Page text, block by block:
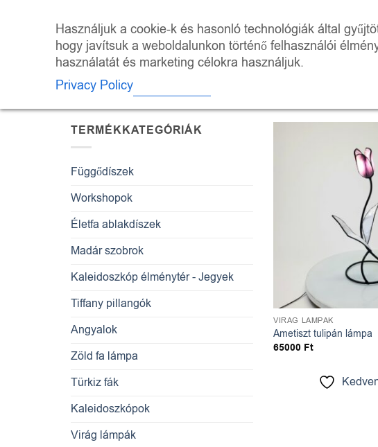
Használjuk a cookie-k és hasonló technológiák által
hogy javítsuk a weboldalunkon történő felhasználói
használatát és marketing célokra használjuk.
Privacy Policy
ÜZLET KALEIDOSZKÓP
KEZDŐLAP
TERMÉKEK
TERMÉKKATEGÓRIÁK
Függődíszek
Workshopok
Életfa ablakdíszek
Madár szobrok
Kaleidoszkóp élménytér - Jegyek
Tiffany pillangók
Angyalok
Zöld fa lámpa
Türkiz fák
Kaleidoszkópok
Virág lámpák
VIRÁG LÁMPÁK
Ametiszt tulipán lámpa
65000 Ft